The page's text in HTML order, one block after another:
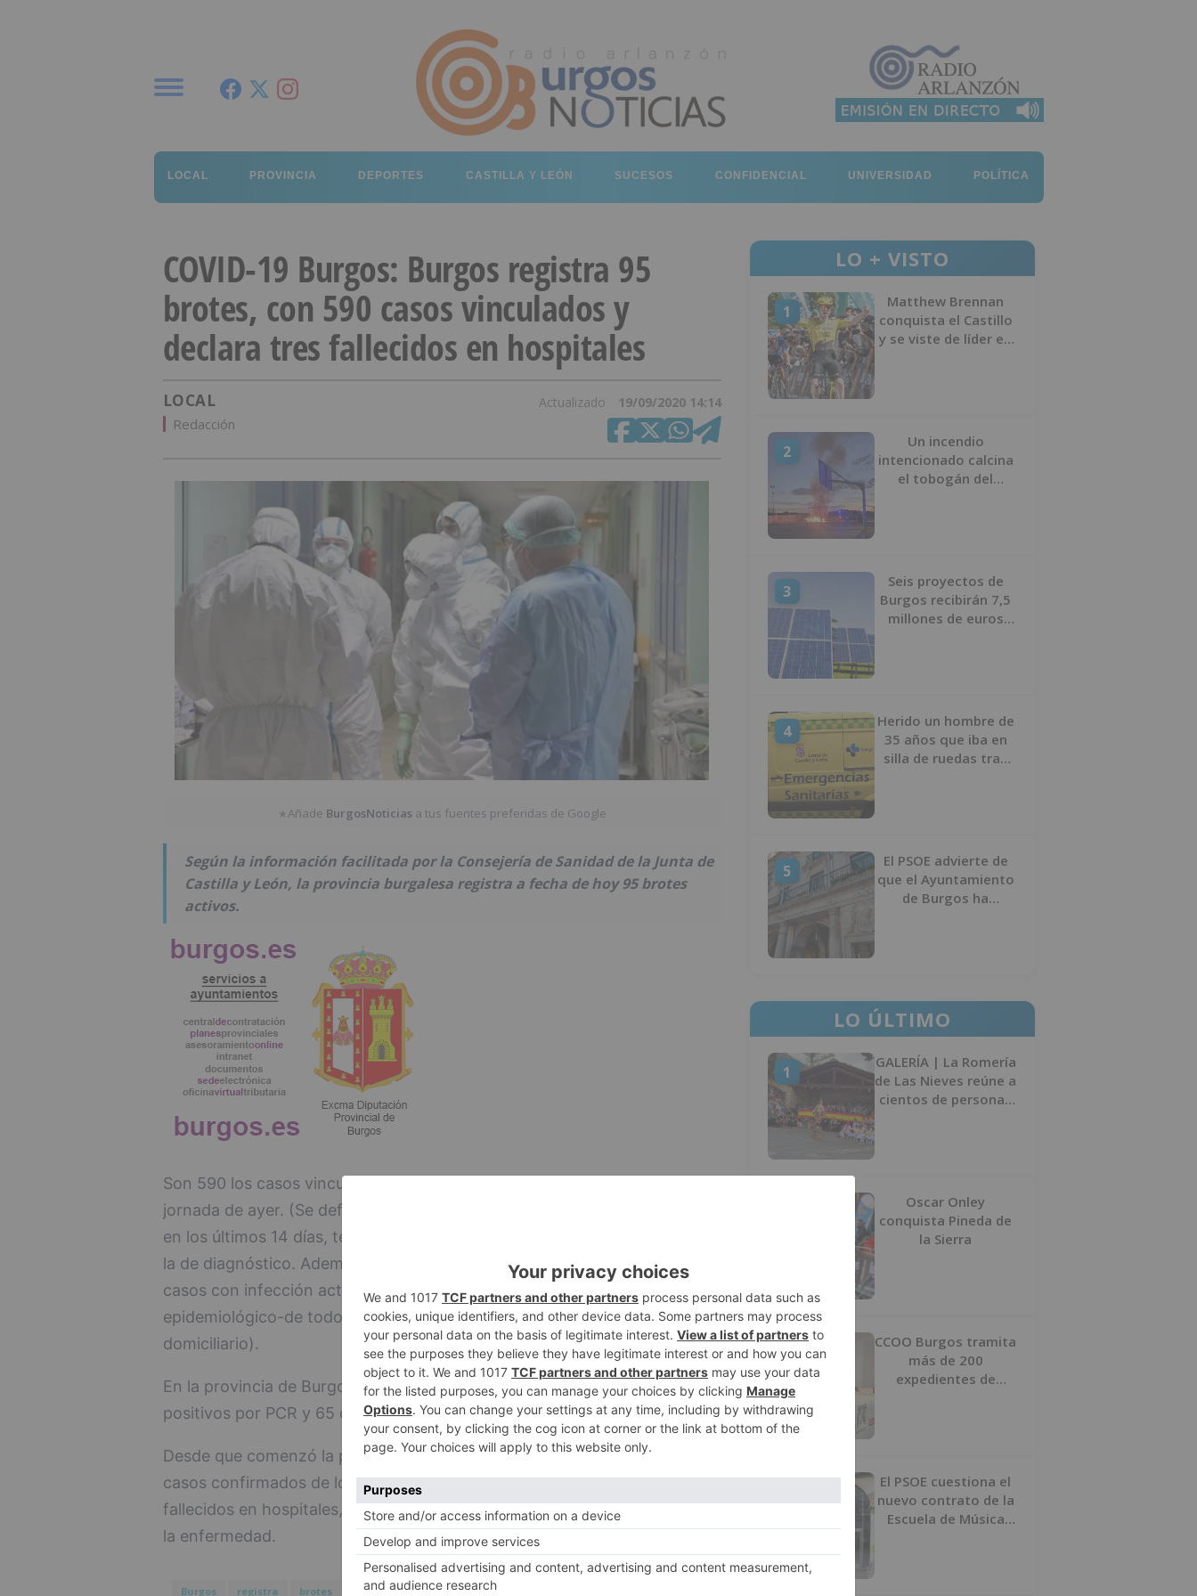
LOCAL PROVINCIA DEPORTES CASTILLA Y LEÓN SUCESOS CONFIDENCIAL UNIVERSIDAD POLÍTICA
COVID-19 Burgos: Burgos registra 95
brotes, con 590 casos vinculados y
declara tres fallecidos en hospitales
LOCAL Actualizado 19/09/2020 14:14
Redacción
★Añade BurgosNoticias a tus fuentes preferidas de Google
Según la información facilitada por la Consejería de Sanidad de la Junta de
Castilla y León, la provincia burgalesa registra a fecha de hoy 95 brotes
activos.
Son 590 los casos vinculados a estos brotes activos, 45 más que en la
jornada de ayer. (Se define como brote activo aquel que ha tenido lugar
en los últimos 14 días, teniendo en cuenta la fecha de inicio de síntomas o
la de diagnóstico. Además, se considera brote agrupaciones de 3 o más
casos con infección activa entre los que se ha establecido vínculo
epidemiológico-de todo tipo ámbitos, incluidos los familiares/
domiciliario).
En la provincia de Burgos, han registrado un total de 181 acumulados
positivos por PCR y 65 diagnosticados en el día anterior.
Desde que comenzó la pandemia, la provincia de Burgos acumula 6.931
casos confirmados de los que 6.092 son por PCR. Se contabilizan 241
fallecidos en hospitales, tres más que ayer y 1.162 personas han superado
la enfermedad.
Burgos registra brotes casos vinculados declara
LO + VISTO
1
Matthew Brennan
conquista el Castillo
y se viste de líder en
2
Un incendio
intencionado calcina
el tobogán del
3
Seis proyectos de
Burgos recibirán 7,5
millones de euros
4
Herido un hombre de
35 años que iba en
silla de ruedas tras
5
El PSOE advierte de
que el Ayuntamiento
de Burgos ha
LO ÚLTIMO
1
GALERÍA | La Romería
de Las Nieves reúne a
cientos de personas
Oscar Onley
conquista Pineda de
la Sierra
3
CCOO Burgos tramita
más de 200
expedientes de
El PSOE cuestiona el
nuevo contrato de la
Escuela de Música